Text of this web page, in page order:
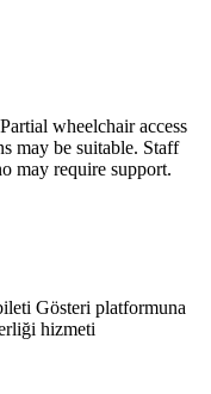
wheelchair access
may be suitable. Staff
may require support.
Gösteri platformuna
hizmeti